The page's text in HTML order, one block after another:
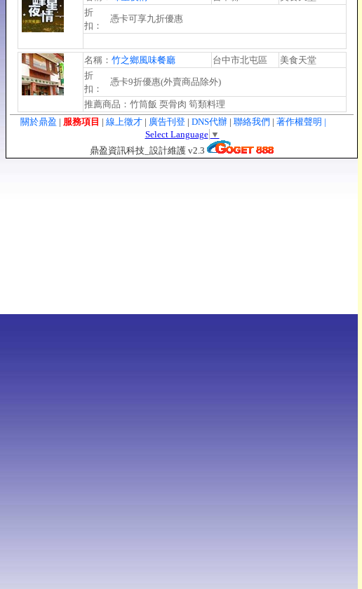
折
扣：
憑卡可享九折優惠
名稱： 竹之鄉風味餐廳 台中市北屯區
美食天堂
折
扣：
憑卡9折優惠(外賣商品除外)
推薦商品：竹筒飯 耎骨肉 筍類料理
關於鼎盈 | 服務項目 | 線上徵才 | 廣告刊登 | DNS代辦 | 聯絡我們 | 著作權聲明 |
Select Language ▼
鼎盈資訊科技_設計維護 v2.3